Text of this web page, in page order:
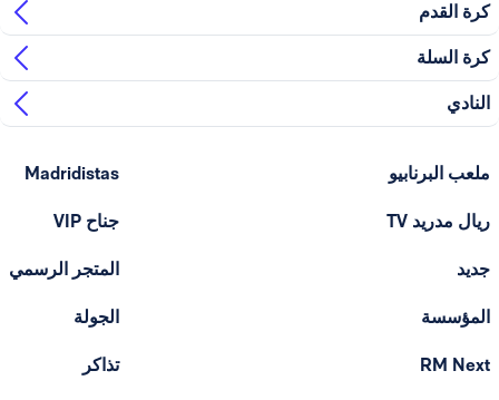
كرة القدم
كرة السلة
النادي
ملعب البرنابيو
ريال مدريد TV
جديد
المؤسسة
RM Next
Madridistas
جناح VIP
المتجر الرسمي
الجولة
تذاكر